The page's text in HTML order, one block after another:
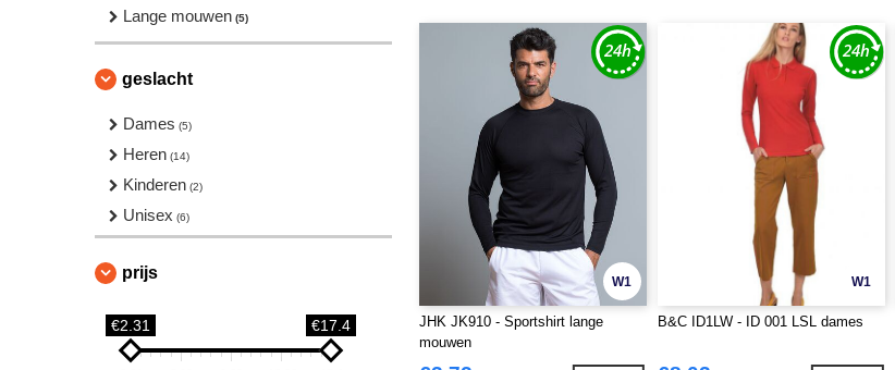
Lange mouwen (5)
geslacht
Dames (5)
Heren (14)
Kinderen (2)
Unisex (6)
prijs
€2.31 €17.4
W1
JHK JK910 - Sportshirt lange
mouwen
W1
B&C ID1LW - ID 001 LSL dames